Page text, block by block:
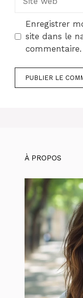
web
Enregistrer
site dans le
commentaire.
À PROPOS